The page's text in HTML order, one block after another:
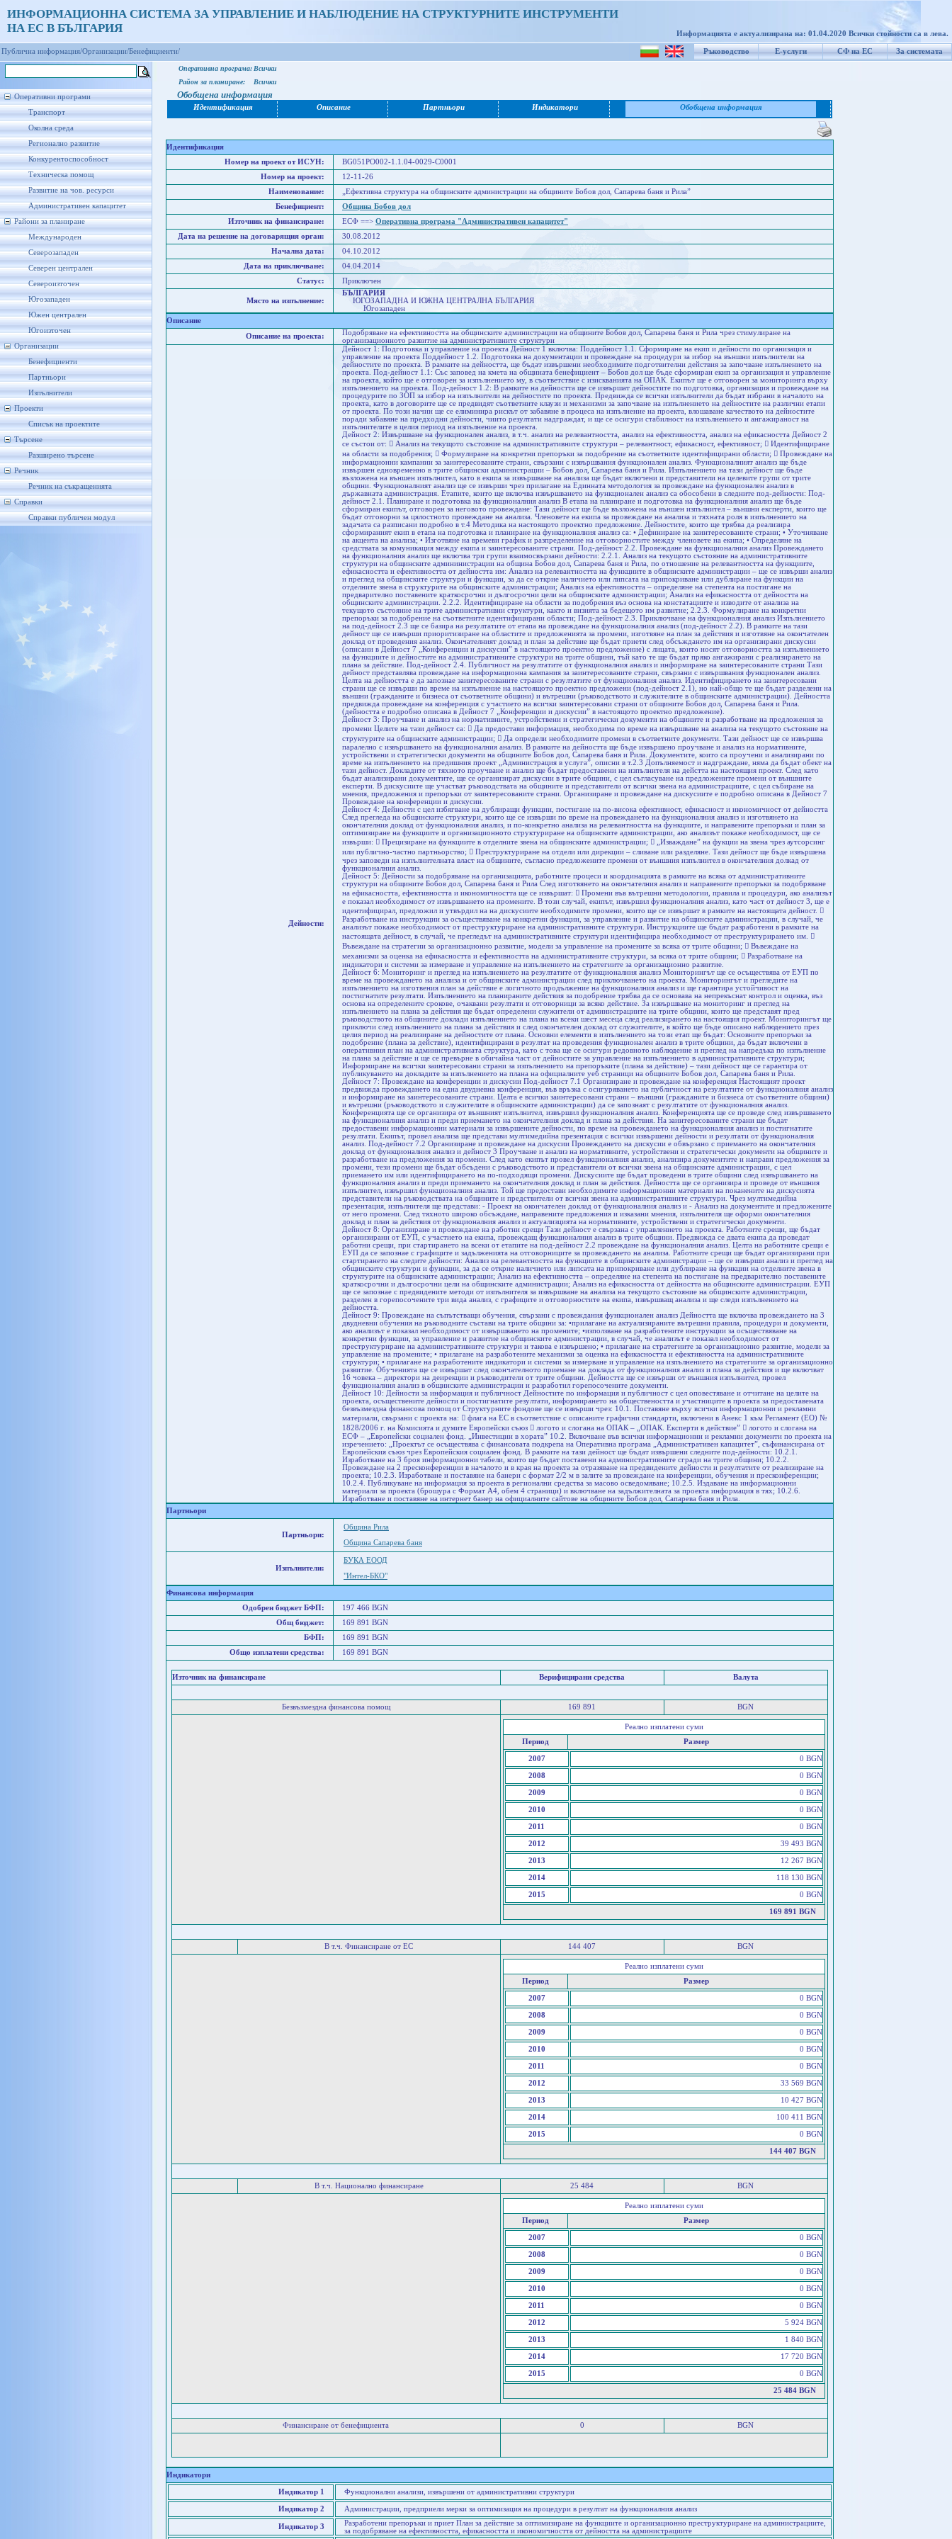
ИНФОРМАЦИОННА СИСТЕМА ЗА УПРАВЛЕНИЕ И НАБЛЮДЕНИЕ НА СТРУКТУРНИТЕ ИНСТРУМЕНТИ
НА ЕС В БЪЛГАРИЯ
Информацията е актуализирана на: 01.04.2020 Всички стойности са в лева.
Ръководство Е-услуги СФ на ЕС За системата
Публична информация/Организации/Бенефициенти/
Оперативни програми
Транспорт
Околна среда
Регионално развитие
Конкурентоспособност
Техническа помощ
Развитие на чов. ресурси
Административен капацитет
Райони за планиране
Международен
Северозападен
Северен централен
Североизточен
Югозападен
Южен централен
Югоизточен
Организации
Бенефициенти
Партньори
Изпълнители
Проекти
Списък на проектите
Търсене
Разширено търсене
Речник
Речник на съкращенията
Справки
Справки публичен модул
Оперативна програма: Всички
Район за планиране:
Всички
Обобщена информация
Идентификация Описание Партньори Индикатори Обобщена информация
Идентификация
Номер на проект от ИСУН:
BG051PO002-1.1.04-0029-C0001
Номер на проект:
12-11-26
Наименование:
„Ефективна структура на общинските администрации на общините Бобов дол, Сапарева баня и Рила”
Бенефициент:
Община Бобов дол
Източник на финансиране:
ЕСФ ==> Оперативна програма "Административен капацитет"
Дата на решение на договарящия орган:
30.08.2012
Начална дата:
04.10.2012
Дата на приключване:
04.04.2014
Статус:
Приключен
Място на изпълнение:
БЪЛГАРИЯ
ЮГОЗАПАДНА И ЮЖНА ЦЕНТРАЛНА БЪЛГАРИЯ
Югозападен
Описание
Описание на проекта:
Подобряване на ефективността на общинските администрации на общините Бобов дол, Сапарева баня и Рила чрез стимулиране на
организационното развитие на административните структури
Дейности:
Дейност 1: Подготовка и управление на проекта Дейност 1 включва: Поддейност 1.1. Сформиране на екип и дейности по организация и
управление на проекта Поддейност 1.2. Подготовка на документации и провеждане на процедури за избор на външни изпълнители на
дейностите по проекта. В рамките на дейността, ще бъдат извършени необходимите подготвителни действия за започване изпълнението на
проекта. Под-дейност 1.1: Със заповед на кмета на общината бенефициент – Бобов дол ще бъде сформиран екип за организация и управление
на проекта, който ще е отговорен за изпълнението му, в съответствие с изискванията на ОПАК. Екипът ще е отговорен за мониторинга върху
изпълнението на проекта. Под-дейност 1.2: В рамките на дейността ще се извършат дейностите по подготовка, организация и провеждане на
процедурите по ЗОП за избор на изпълнители на дейностите по проекта. Предвижда се всички изпълнители да бъдат избрани в началото на
проекта, като в договорите ще се предвидят съответните клаузи и механизми за започване на изпълнението на дейностите на различни етапи
от проекта. По този начин ще се елиминира рискът от забавяне в процеса на изпълнение на проекта, влошаване качеството на дейностите
поради забавяне на предходни дейности, чиито резултати надграждат, и ще се осигури стабилност на изпълнението и ангажираност на
изпълнителите в целия период на изпълнение на проекта.
Дейност 2: Извършване на функционален анализ, в т.ч. анализ на релевантността, анализ на ефективността, анализ на ефикасността Дейност 2
се състои от:  Анализ на текущото състояние на административните структури – релевантност, ефикасност, ефективност;  Идентифициране
на области за подобрения;  Формулиране на конкретни препоръки за подобрение на съответните идентифицирани области;  Провеждане на
информационни кампании за заинтересованите страни, свързани с извършвания функционален анализ. Функционалният анализ ще бъде
извършен едновременно в трите общински администрации – Бобов дол, Сапарева баня и Рила. Изпълнението на тази дейност ще бъде
възложена на външен изпълнител, като в екипа за извършване на анализа ще бъдат включени и представители на целевите групи от трите
общини. Функционалният анализ ще се извърши чрез прилагане на Единната методология за провеждане на функционален анализ в
държавната администрация. Етапите, които ще включва извършването на функционален анализ са обособени в следните под-дейности: Под-
дейност 2.1. Планиране и подготовка на функционалния анализ В етапа на планиране и подготовка на функционалния анализ ще бъде
сформиран екипът, отговорен за неговото провеждане: Тази дейност ще бъде възложена на външен изпълнител – външни експерти, които ще
бъдат отговорни за цялостното провеждане на анализа. Членовете на екипа за провеждане на анализа и тяхната роля в изпълнението на
задачата са разписани подробно в т.4 Методика на настоящото проектно предложение. Дейностите, които ще трябва да реализира
сформираният екип в етапа на подготовка и планиране на функционалния анализ са: • Дефиниране на заинтересованите страни; • Уточняване
на акцента на анализа; • Изготвяне на времеви график и разпределение на отговорностите между членовете на екипа; • Определяне на
средствата за комуникация между екипа и заинтересованите страни. Под-дейност 2.2. Провеждане на функционалния анализ Провеждането
на функционалния анализ ще включва три групи взаимосвързани дейности: 2.2.1. Анализ на текущото състояние на административните
структури на общинските админинистрации на община Бобов дол, Сапарева баня и Рила, по отношение на релевантността на функциите,
ефикасността и ефективността от дейността им: Анализ на релевантността на функциите в общинските администрации – ще се извърши анализ
и преглед на общинските структури и функции, за да се открие наличието или липсата на припокриване или дублиране на функции на
отделните звена в структурите на общинските администрации; Анализ на ефективността – определяне на степента на постигане на
предварително поставените краткосрочни и дългосрочни цели на общинските администрации; Анализ на ефикасността от дейността на
общинските администрации. 2.2.2. Идентифициране на области за подобрения въз основа на констатациите и изводите от анализа на
текущото състояние на трите административни структури, както и визията за бедещото им развитие; 2.2.3. Формулиране на конкретни
препоръки за подобрение на съответните идентифицирани области; Под-дейност 2.3. Приключване на функционалния анализ Изпълнението
на под-дейност 2.3 ще се базира на резултатите от етапа на провеждане на функционалния анализ (под-дейност 2.2). В рамките на тази
дейност ще се извърши приоритизиране на областите и предложенията за промени, изготвяне на план за действия и изготвяне на окончателен
доклад от проведения анализ. Окончателният доклад и план за действие ще бъдат приети след обсъждането им на организирани дискусии
(описани в Дейност 7 „Конференции и дискусии” в настоящото проектно предложение) с лицата, които носят отговорността за изпълнението
на функциите и дейностите на административните структури на трите общини, тъй като те ще бъдат пряко ангажирани с реализирането на
плана за действие. Под-дейност 2.4. Публичност на резултатите от функционалния анализ и информиране на заинтересованите страни Тази
дейност представлява провеждане на информационна кампания за заинтересованите страни, свързани с извършвания функционален анализ.
Целта на дейността е да запознае заинтересованите страни с резултатите от функционалния анализ. Идентифицирането на заинтересовани
страни ще се извърши по време на изпълнение на настоящото проектно предложени (под-дейност 2.1), но най-общо те ще бъдат разделени на
външни (гражданите и бизнеса от съответните общини) и вътрешни (ръководството и служителите в общинските администрации). Дейността
предвижда провеждане на конференция с участието на всички заинтересовани страни от общините Бобов дол, Сапарева баня и Рила.
(дейността е подробно описана в Дейност 7 „Конференции и дискусии” в настоящото проектно предложение).
Дейност 3: Проучване и анализ на нормативните, устройствени и стратегически документи на общините и разработване на предложения за
промени Целите на тази дейност са:  Да предостави информация, необходима по време на извършване на анализа на текущото състояние на
структурите на общинските администрации;  Да определи необходимите промени в съответните документи. Тази дейност ще се извършва
паралелно с извършването на функционалния анализ. В рамките на дейността ще бъде извършено проучване и анализ на нормативните,
устройствени и стратегически документи на общините Бобов дол, Сапарева баня и Рила. Документите, които са проучени и анализирани по
време на изпълнението на предишния проект „Администрация в услуга”, описни в т.2.3 Допълняемост и надграждане, няма да бъдат обект на
тази дейност. Докладите от тяхното проучване и анализ ще бъдат предоставени на изпълнителя на дейстта на настоящия проект. След като
бъдат анализирани документите, ще се организират дискусии в трите общини, с цел съгласуване на предложените промени от външните
експерти. В дискусиите ще участват ръководствата на общините и представители от всички звена на администрациите, с цел събиране на
мнения, предложения и препоръки от заинтересованите страни. Организиране и провеждане на дискусиите е подробно описана в Дейност 7
Провеждане на конференции и дискусии.
Дейност 4: Дейности с цел избягване на дублиращи функции, постигане на по-висока ефективност, ефикасност и икономичност от дейността
След прегледа на общинските структури, които ще се извърши по време на провеждането на функционалния анализ и изготвянето на
окончателния доклад от функционалния анализ, и по-конкретно анализа на релевантността на функциите, и направените препоръки и план за
оптимизиране на функциите и организационното структуриране на общинските администрации, ако анализът покаже необходимост, ще се
извърши:  Прецизиране на функциите в отделните звена на общинските администрации;  „Изваждане” на фукции на звена чрез аутсорсинг
или публично-частно партньорство;  Преструктуриране на отдели или дирекции – сливане или разделяне. Тази дейност ще бъде извършена
чрез заповеди на изпълнителната власт на общините, съгласно предложените промени от външния изпълнител в окончателния долкад от
функционалния анализ.
Дейност 5: Дейности за подобряване на организацията, работните процеси и координацията в рамките на всяка от административните
структури на общините Бобов дол, Сапарева баня и Рила След изготвянето на окончателния анализ и направените препоръки за подобряване
на ефикасността, ефективността и икономичността ще се извършат:  Промени във вътрешни методологии, правила и процедури, ако анализът
е показал необходимост от извършването на промените. В този случай, екипът, извършил функционалния анализ, като част от дейност 3, ще е
идентифицирал, предложил и утвърдил на на дискусиите необходимите промени, които ще се извършат в рамките на настоящата дейност. 
Разработване на инструкции за осъществяване на конкретни функции, за управление и развитие на общинските администрации, в случай, че
анализът покаже необходимост от преструктуриране на административните структури. Инструкциите ще бъдат разработени в рамките на
настоящата дейност, в случай, че прегледът на административните структури идентифицира необходимост от преструктурирането им. 
Въвеждане на стратегии за организационно развитие, модели за управление на промените за всяка от трите общини;  Въвеждане на
механизми за оценка на ефикасността и ефективността на административните структури, за всяка от трите общини;  Разработване на
индикатори и системи за измерване и управление на изпълнението на стратегиите за организационно развитие.
Дейност 6: Mониторинг и преглед на изпълнението на резултатите от функционалния анализ Мониторингът ще се осъществява от ЕУП по
време на провеждането на анализа и от общинските администрации след приключването на проекта. Мониторингът и прегледите на
изпълнението на изготвения план за действие е логичното продължение на функционалния анализ и ще гарантира устойчивост на
постигнатите резултати. Изпълнението на планираните действия за подобрение трябва да се основава на непрекъснат контрол и оценка, въз
основа на определените срокове, очаквани резултати и отговорници за всяко действие. За извършване на мониторинг и преглед на
изпълнението на плана за действия ще бъдат определени служители от администрациите на трите общини, които ще представят пред
ръководството на общините доклади изпълнението на плана на всеки шест месеца след реализирането на настоящия проект. Мониторингът ще
приключи след изпълнението на плана за действия и след окончателен доклад от служителите, в който ще бъде описано наблюдението през
целия период на реализиране на дейностите от плана. Основни елементи в изпълнението на този етап ще бъдат: Основните препоръки за
подобрение (плана за действие), идентифицирани в резултат на проведения функционален анализ в трите общини, да бъдат включени в
оперативния план на административната структура, като с това ще се осигури редовното наблюдение и преглед на напредъка по изпълнение
на плана за действие и ще се превърне в обичайна част от дейностите за управление на изпълнението в административните структури;
Информиране на всички заинтересовани страни за изпълнението на препоръките (плана за действие) – тази дейност ще се гарантира от
публикуването на докладите за изпълнението на плана на официалните уеб страници на общините Бобов дол, Сапарева баня и Рила.
Дейност 7: Провеждане на конференции и дискусии Под-дейност 7.1 Организиране и провеждане на конференция Настоящият проект
предвижда провеждането на една двудневна конференция, във връзка с осигуряването на публичност на резултатите от функционалния анализ
и информиране на заинтересованите страни. Целта е всички заинтересовани страни – външни (гражданите и бизнеса от съответните общини)
и вътрешни (ръководството и служителите в общинските администрации) да се запознаят с резултатите от функционалния анализ.
Конференцията ще се организира от външният изпълнител, извършил функционалния анализ. Конференцията ще се проведе след извършването
на функционалния анализ и преди приемането на окончателния доклад и плана за действия. На заинтересованите страни ще бъдат
предоставени информационни материали за извършените дейности, по време на провеждането на функционалния анализ и постигнатите
резултати. Екипът, провел анализа ще представи мултимедийна презентация с всички извършени дейности и резултати от функционалния
анализ. Под-дейност 7.2 Организиране и провеждане на дискусии Провеждането на дискусии е обвързано с приемането на окончателния
доклад от функционалния анализ и дейност 3 Проучване и анализ на нормативните, устройствени и стратегически документи на общините и
разработване на предложения за промени. След като екипът провел функционалния анализ, анализира документите и направи предложения за
промени, тези промени ще бъдат обсъдени с ръководството и представители от всички звена на общинските администрации, с цел
приемането им или идентифицирането на по-подходящи промени. Дискусиите ще бъдат проведени в трите общини след извършването на
функционалния анализ и преди приемането на окончателния доклад и план за действия. Дейността ще се организира и проведе от външния
изпълнител, извършил функционалния анализ. Той ще предостави необходимите информационни материали на поканените на дискусията
представители на ръководствата на общините и предствители от всички звена на административните структури. Чрез мултимедийна
презентация, изпълнителя ще представи: - Проект на окончателен доклад от функционалния анализ и - Анализ на документите и предложените
от него промени. След тяхното широко обсъждане, направените предложения и изказани мнения, изпълнителя ще оформи окончателния
доклад и план за действия от функционалния анализ и актуализцията на нормативните, устройствени и стратегически документи.
Дейност 8: Организиране и провеждане на работни срещи Тази дейност е свързана с управлението на проекта. Работните срещи, ще бъдат
организирани от ЕУП, с участието на екипа, провеждащ функционалния анализ в трите общини. Предвижда се двата екипа да проведат
работни срещи, при стартирането на всеки от етапите на под-дейност 2.2 провеждане на функционалния анализ. Целта на работните срещи е
ЕУП да се запознае с графиците и задълженията на отговорниците за провеждането на анализа. Работните срещи ще бъдат организирани при
стартирането на следите дейности: Анализ на релевантността на функциите в общинските администрации – ще се извърши анализ и преглед на
общинските структури и функции, за да се открие наличието или липсата на припокриване или дублиране на функции на отделните звена в
структурите на общинските администрации; Анализ на ефективността – определяне на степента на постигане на предварително поставените
краткосрочни и дългосрочни цели на общинските администрации; Анализ на ефикасността от дейността на общинските администрации. ЕУП
ще се запознае с предвидените методи от изпълнителя за извършване на анализа на текущото състояние на общинските администрации,
разделен в горепосочените три вида анализ, с графиците и отговорностите на екипа, извършващ анализа и ще следи изпълнението на
дейността.
Дейност 9: Провеждане на съпътстващи обучения, свързани с провеждания функционален анализ Дейността ще включва провеждането на 3
двудневни обучения на ръководните състави на трите общини за: •прилагане на актуализираните вътрешни правила, процедури и документи,
ако анализът е показал необходимост от извършването на промените; •използване на разработените инструкции за осъществяване на
конкретни функции, за управление и развитие на общинските администрации, в случай, че анализът е показал необходимост от
преструктуриране на административните структури и такова е извършено; • прилагане на стратегиите за организационно развитие, модели за
управление на промените; • прилагане на разработените механизми за оценка на ефикасността и ефективността на административните
структури; • прилагане на разработените индикатори и системи за измерване и управление на изпълнението на стратегиите за организационно
развитие. Обученията ще се извършат след окончателното приемане на доклада от функционалния анализ и плана за действия и ще включват
16 човека – директори на деирекции и ръководители от трите общини. Дейността ще се извърши от външния изпълнител, провел
функционалния анализ в общинските администрации и разработил горепосочените документи.
Дейност 10: Дейности за информация и публичност Дейностите по информация и публичност с цел оповестяване и отчитане на целите на
проекта, осъществените дейности и постигнатите резултати, информирането на обществеността и участниците в проекта за предоставената
безвъзмездна финансова помощ от Структурните фондове ще се извърши чрез: 10.1. Поставяне върху всички информационни и рекламни
материали, свързани с проекта на:  флага на ЕС в съответствие с описаните графични стандарти, включени в Анекс 1 към Регламент (ЕО) №
1828/2006 г. на Комисията и думите Европейски съюз  логото и слогана на ОПАК – „ОПАК. Експерти в действие”  логото и слогана на
ЕСФ – „Европейски социален фонд. „Инвестиции в хората” 10.2. Включване във всички информационни и рекламни документи по проекта на
изречението: „Проектът се осъществява с финансовата подкрепа на Оперативна програма „Административен капацитет”, съфинансирана от
Европейския съюз чрез Европейския социален фонд. В рамките на тази дейност ще бъдат извършени следните под-дейности: 10.2.1.
Изработване на 3 броя информационни табели, които ще бъдат поставени на административните сгради на трите общини; 10.2.2.
Провеждане на 2 пресконференции в началото и в края на проекта за отразяване на предвидените дейности и резултатите от реализиране на
проекта; 10.2.3. Изработване и поставяне на банери с формат 2/2 м в залите за провеждане на конференции, обучения и пресконференции;
10.2.4. Публикуване на информация за проекта в регионални средства за масово осведомяване; 10.2.5. Издаване на информационни
материали за проекта (брошура с Формат А4, обем 4 страници) и включване на задължителната за проекта информация в тях; 10.2.6.
Изработване и поставяне на интернет банер на официалните сайтове на общините Бобов дол, Сапарева баня и Рила.
Партньори
Партньори:
Община Рила
Община Сапарева баня
Изпълнители:
БУКА ЕООД
"Интел-БКО"
Финансова информация
Одобрен бюджет БФП:
197 466 BGN
Общ бюджет:
169 891 BGN
БФП:
169 891 BGN
Общо изплатени средства:
169 891 BGN
Източник на финансиране Верифицирани средства Валута
Безвъзмездна финансова помощ 169 891 BGN
Реално изплатени суми
Период
Размер
2007 0 BGN
2008 0 BGN
2009 0 BGN
2010 0 BGN
2011 0 BGN
2012 39 493 BGN
2013 12 267 BGN
2014 118 130 BGN
2015 0 BGN
169 891 BGN
В т.ч. Финансиране от ЕС 144 407 BGN
Реално изплатени суми
Период
Размер
2007 0 BGN
2008 0 BGN
2009 0 BGN
2010 0 BGN
2011 0 BGN
2012 33 569 BGN
2013 10 427 BGN
2014 100 411 BGN
2015 0 BGN
144 407 BGN
В т.ч. Национално финансиране 25 484 BGN
Реално изплатени суми
Период
Размер
2007 0 BGN
2008 0 BGN
2009 0 BGN
2010 0 BGN
2011 0 BGN
2012 5 924 BGN
2013 1 840 BGN
2014 17 720 BGN
2015 0 BGN
25 484 BGN
Финансиране от бенефициента 0 BGN
Индикатори
Индикатор 1 Функционални анализи, извършени от административни структури
Индикатор 2 Администрации, предприели мерки за оптимизация на процедури в резултат на функционалния анализ
Индикатор 3
Разработени препоръки и приет План за действие за оптимизиране на функциите и организационно преструктуриране на администрациите,
за подобряване на ефективността, ефикасността и икономичността от дейността на администрациите